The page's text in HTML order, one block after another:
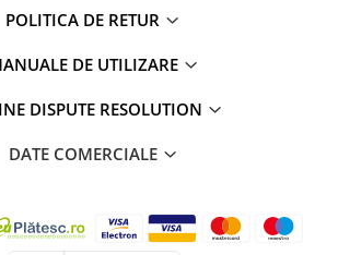
POLITICA DE RETUR
DE UTILIZARE
DISPUTE RESOLUTION
DATE COMERCIALE